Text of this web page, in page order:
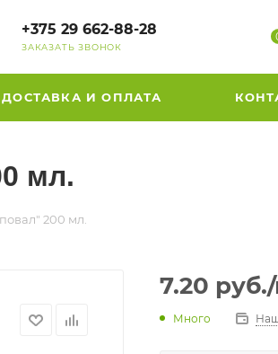
+375 29 662-88-28
ЗАКАЗАТЬ ЗВОНОК
ДОСТАВКА И ОПЛАТА
мл.
200 мл.
7.20 руб.
Много